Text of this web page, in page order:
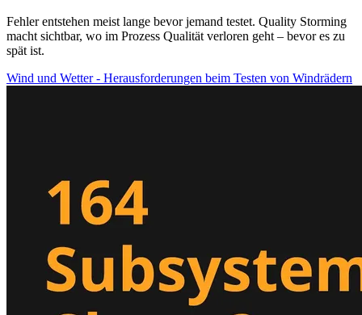
Fehler entstehen meist lange bevor jemand testet. Quality Storming
macht sichtbar, wo im Prozess Qualität verloren geht – bevor es zu
spät ist.
Wind und Wetter - Herausforderungen beim Testen von Windrädern